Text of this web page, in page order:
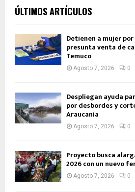
ÚLTIMOS ARTÍCULOS
Detienen a mujer
presunta venta de
Temuco
Agosto 7, 2026 0
Despliegan ayuda
por desbordes y
Araucanía
Agosto 7, 2026 0
Proyecto busca
2026 con un nuevo
Agosto 7, 2026 0